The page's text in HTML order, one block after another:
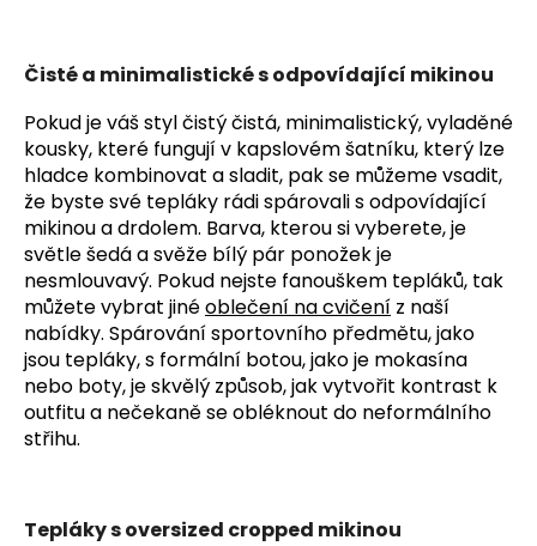
Čisté a minimalistické s odpovídající mikinou
Pokud je váš styl čistý čistá, minimalistický, vyladěné
kousky, které fungují v kapslovém šatníku, který lze
hladce kombinovat a sladit, pak se můžeme vsadit,
že byste své tepláky rádi spárovali s odpovídající
mikinou a drdolem. Barva, kterou si vyberete, je
světle šedá a svěže bílý pár ponožek je
nesmlouvavý. Pokud nejste fanouškem tepláků, tak
můžete vybrat jinéoblečení na cvičení z naší
nabídky. Spárování sportovního předmětu, jako
jsou tepláky, s formální botou, jako je mokasína
nebo boty, je skvělý způsob, jak vytvořit kontrast k
outfitu a nečekaně se obléknout do neformálního
střihu.
Tepláky s oversized cropped mikinou